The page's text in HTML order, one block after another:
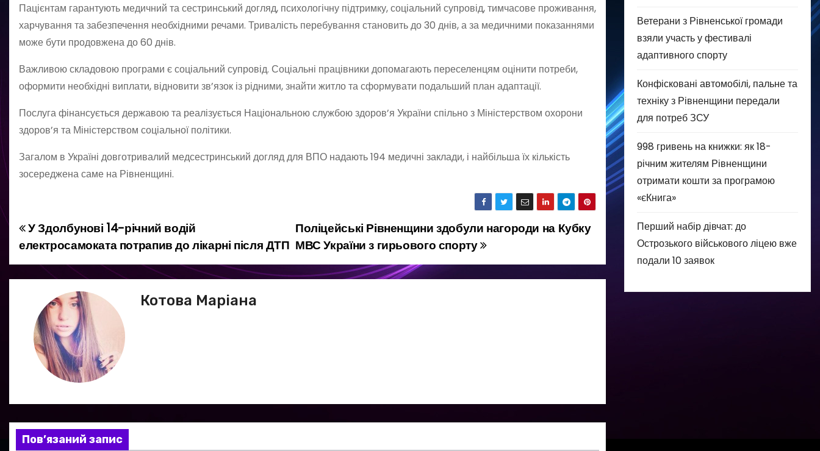
Пацієнтам гарантують медичний та сестринський догляд, психологічну підтримку, соціальний супровід, тимчасове проживання,
харчування та забезпечення необхідними речами. Тривалість перебування становить до 30 днів, а за медичними показаннями
може бути продовжена до 60 днів.
Важливою складовою програми є соціальний супровід. Соціальні працівники допомагають переселенцям оцінити потреби,
оформити необхідні виплати, відновити зв’язок із рідними, знайти житло та сформувати подальший план адаптації.
Послуга фінансується державою та реалізується Національною службою здоров’я України спільно з Міністерством охорони
здоров’я та Міністерством соціальної політики.
Загалом в Україні довготривалий медсестринський догляд для ВПО надають 194 медичні заклади, і найбільша їх кількість
зосереджена саме на Рівненщині.
Н
а
в
і
я
Поліцейські Рівненщини здобули нагороди на Кубку
МВС України з гирьового спорту
У Здолбунові 14-річний водій
електросамоката потрапив до лікарні після ДТП
Котова Маріана
Пов’язаний запис
Ветерани з Рівненської громади
взяли участь у фестивалі
адаптивного спорту
Конфісковані автомобілі, пальне та
техніку з Рівненщини передали
для потреб ЗСУ
998 гривень на книжки: як 18-
річним жителям Рівненщини
отримати кошти за програмою
«єКнига»
Перший набір дівчат: до
Острозького військового ліцею вже
подали 10 заявок